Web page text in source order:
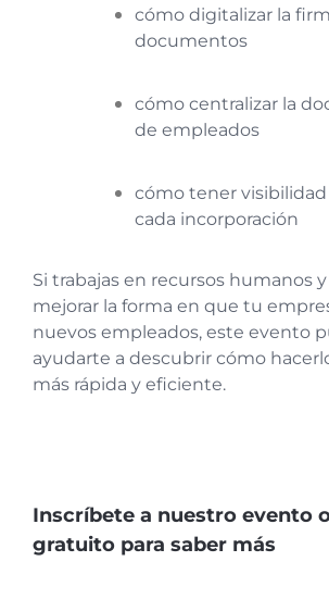
cómo digitalizar la
documentos
cómo centralizar la
de empleados
cómo tener
cada incorporación
Si trabajas en recursos humanos
mejorar la forma en que tu
nuevos empleados, este evento
ayudarte a descubrir cómo
más rápida y eficiente.
Inscríbete a nuestro evento
gratuito para saber más